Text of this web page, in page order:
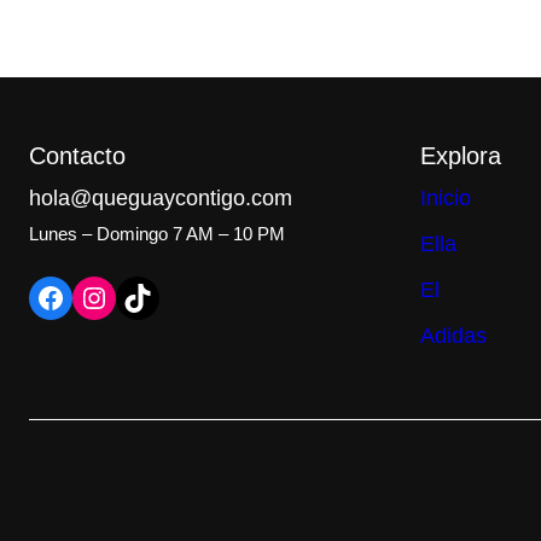
Contacto
hola@queguaycontigo.com
Lunes – Domingo 7 AM – 10 PM
Facebook Instagram TikTok
Explora
Inicio
Ella
El
Adidas